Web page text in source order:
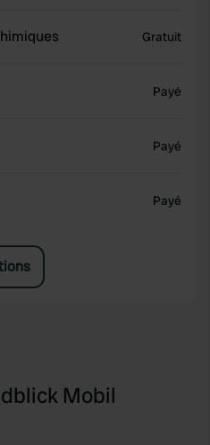
Gratuit
Payé
Payé
Payé
Mobil